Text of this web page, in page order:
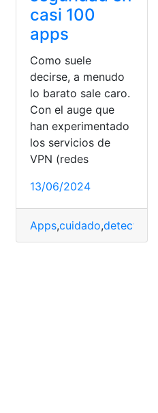
señala,SENESCYT,Universidad
casi 100
apps
Como suele
decirse, a menudo
lo barato sale caro.
Con el auge que
han experimentado
los servicios de
VPN (redes
13/06/2024
Apps,cuidado,detecta